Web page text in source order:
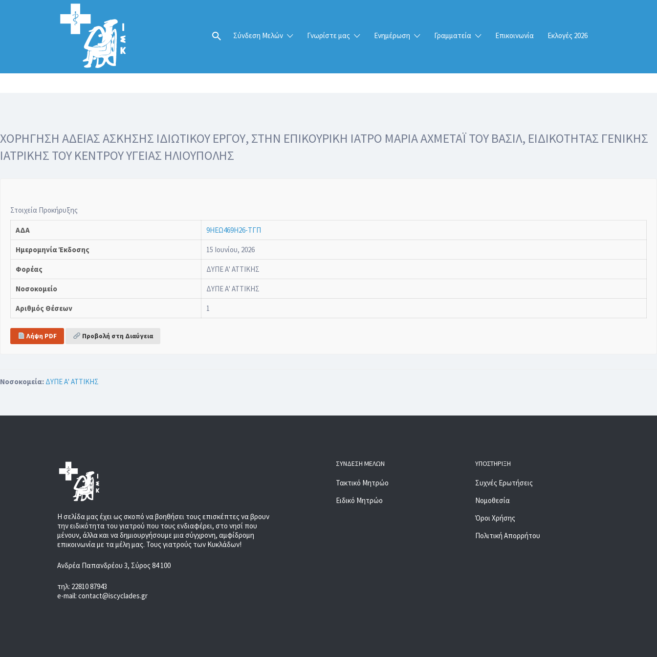
Σύνδεση Μελών Γνωρίστε μας Ενημέρωση Γραμματεία Επικοινωνία Εκλογές 2026
Αναζήτηση
για:
ΧΟΡΗΓΗΣΗ ΑΔΕΙΑΣ ΑΣΚΗΣΗΣ ΙΔΙΩΤΙΚΟΥ ΕΡΓΟΥ, ΣΤΗΝ ΕΠΙΚΟΥΡΙΚΗ ΙΑΤΡΟ ΜΑΡΙΑ ΑΧΜΕΤΑΪ ΤΟΥ ΒΑΣΙΛ, ΕΙΔΙΚΟΤΗΤΑΣ ΓΕΝΙΚΗΣ
ΙΑΤΡΙΚΗΣ ΤΟΥ ΚΕΝΤΡΟΥ ΥΓΕΙΑΣ ΗΛΙΟΥΠΟΛΗΣ
Στοιχεία Προκήρυξης
ΑΔΑ 9ΗΕΩ469Η26-ΤΓΠ
Ημερομηνία Έκδοσης 15 Ιουνίου, 2026
Φορέας ΔΥΠΕ Α' ΑΤΤΙΚΗΣ
Νοσοκομείο ΔΥΠΕ Α' ΑΤΤΙΚΗΣ
Αριθμός Θέσεων 1
Λήψη PDF Προβολή στη Διαύγεια
Νοσοκομεία: ΔΥΠΕ Α' ΑΤΤΙΚΗΣ
Η σελίδα μας έχει ως σκοπό να βοηθήσει τους επισκέπτες να βρουν
την ειδικότητα του γιατρού που τους ενδιαφέρει, στο νησί που
μένουν, άλλα και να δημιουργήσουμε μια σύγχρονη, αμφίδρομη
επικοινωνία με τα μέλη μας. Τους γιατρούς των Κυκλάδων!
Ανδρέα Παπανδρέου 3, Σύρος 84 100
τηλ: 22810 87943
e-mail: contact@iscyclades.gr
ΣΎΝΔΕΣΗ ΜΕΛΏΝ
Τακτικό Μητρώο
Ειδικό Μητρώο
ΥΠΟΣΤΉΡΙΞΗ
Συχνές Ερωτήσεις
Νομοθεσία
Όροι Χρήσης
Πολιτική Απορρήτου